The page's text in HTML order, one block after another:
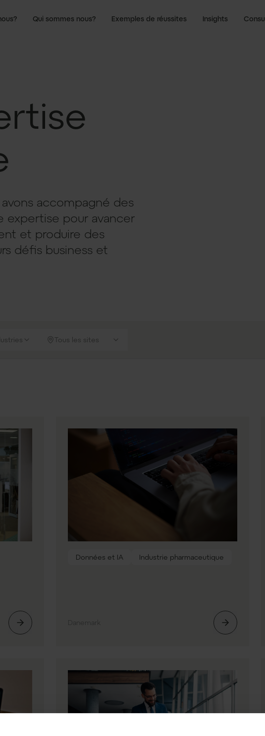
Qui sommes nous? Exemples de réussites Insights
accompagné des
expertise pour avancer
et produire des
défis business et
Tous les sites
Données et IA Industrie pharmaceutique
Danemark